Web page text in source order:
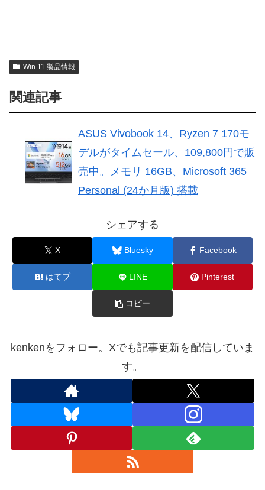
Win 11 製品情報
関連記事
ASUS Vivobook 14、Ryzen 7 170モ
デルがタイムセール、109,800円で販
売中。メモリ 16GB、Microsoft 365
Personal (24か月版) 搭載
シェアする
X Bluesky Facebook
はてブ LINE Pinterest
コピー
kenkenをフォロー。Xでも記事更新を配信していま
す。